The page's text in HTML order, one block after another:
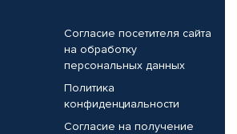
Согласие посетителя сайта
на обработку
персональных данных
Политика
конфиденциальности
Согласие на получение